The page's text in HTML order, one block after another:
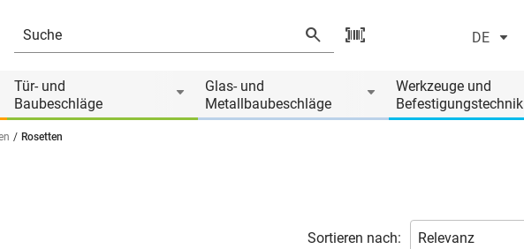
DE
Tür- und
Baubeschläge
Glas- und
Metallbaubeschläge
Werkzeuge und
Befestigungstechnik
Rosetten
Sortieren nach: